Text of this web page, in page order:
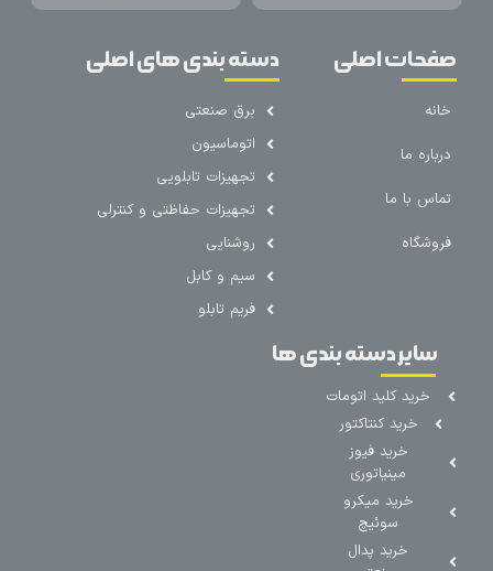
صفحات اصلی
خانه
درباره ما
تماس با ما
فروشگاه
دسته بندی های اصلی
برق صنعتی
اتوماسیون
تجهیزات تابلویی
تجهیزات حفاظتی و کنترلی
روشنایی
سیم و کابل
فریم تابلو
سایر دسته بندی ها
خرید کلید اتومات
خرید کنتاکتور
خرید فیوز
مینیاتوری
خرید میکرو
سوئیچ
خرید پدال